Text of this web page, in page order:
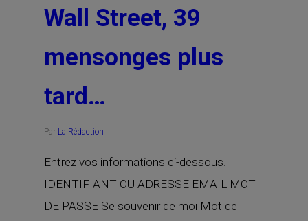
Wall Street, 39
mensonges plus
tard…
Par La Rédaction
Entrez vos informations ci-dessous.
IDENTIFIANT OU ADRESSE EMAIL MOT
DE PASSE Se souvenir de moi Mot de